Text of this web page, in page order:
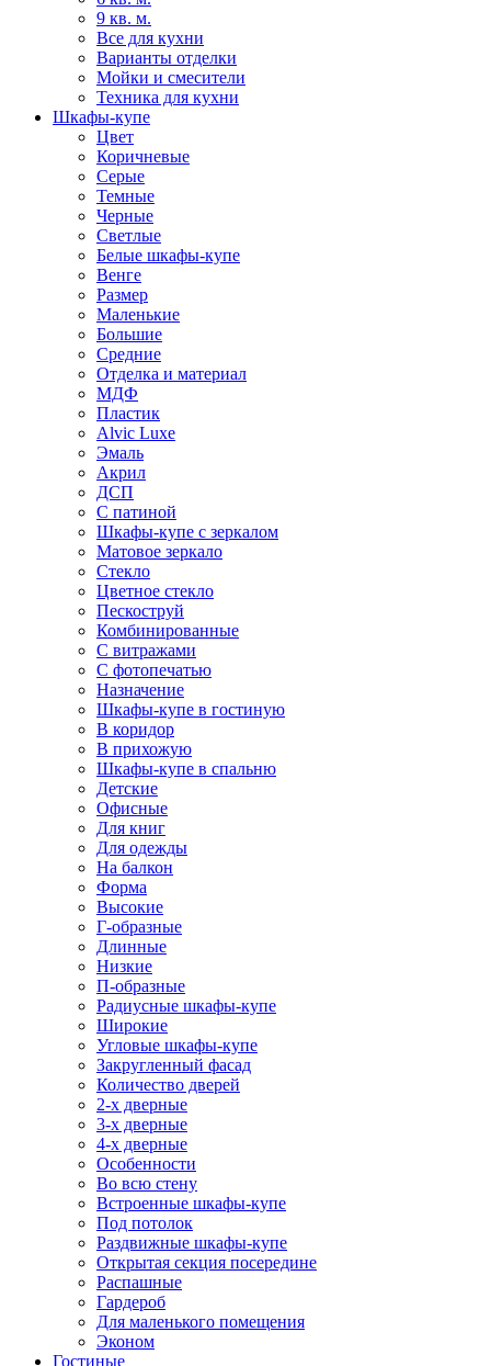
9 кв. м.
Все для кухни
Варианты отделки
Мойки и смесители
Техника для кухни
Шкафы-купе
Цвет
Коричневые
Серые
Темные
Черные
Светлые
Белые шкафы-купе
Венге
Размер
Маленькие
Большие
Средние
Отделка и материал
МДФ
Пластик
Alvic Luxe
Эмаль
Акрил
ДСП
С патиной
Шкафы-купе с зеркалом
Матовое зеркало
Стекло
Цветное стекло
Пескоструй
Комбинированные
С витражами
С фотопечатью
Назначение
Шкафы-купе в гостиную
В коридор
В прихожую
Шкафы-купе в спальню
Детские
Офисные
Для книг
Для одежды
На балкон
Форма
Высокие
Г-образные
Длинные
Низкие
П-образные
Радиусные шкафы-купе
Широкие
Угловые шкафы-купе
Закругленный фасад
Количество дверей
2-х дверные
3-х дверные
4-х дверные
Особенности
Во всю стену
Встроенные шкафы-купе
Под потолок
Раздвижные шкафы-купе
Открытая секция посередине
Распашные
Гардероб
Для маленького помещения
Эконом
Гостиные